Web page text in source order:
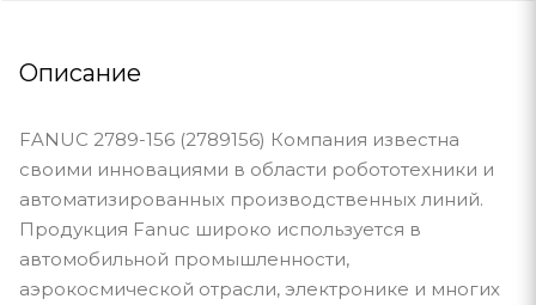
Описание
FANUC 2789-156 (2789156) Компания известна
своими инновациями в области робототехники и
автоматизированных производственных линий.
Продукция Fanuc широко используется в
автомобильной промышленности,
аэрокосмической отрасли, электронике и многих